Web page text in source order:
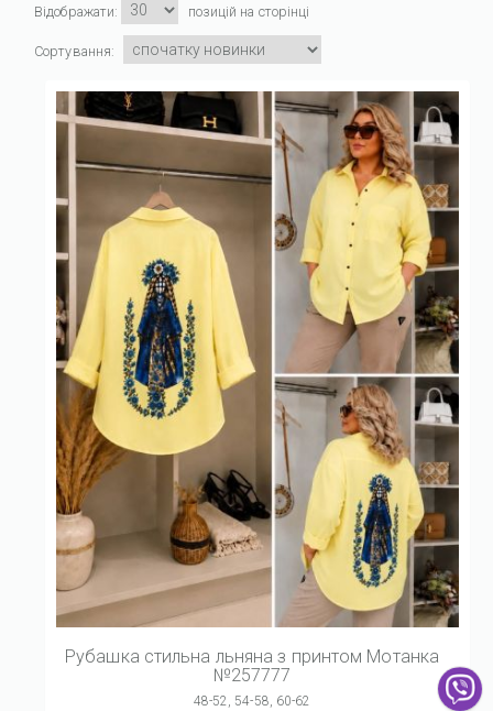
Відображати:
позицій на сторінці
Сортування:
Рубашка стильна льняна з принтом Мотанка
№257777
48-52, 54-58, 60-62